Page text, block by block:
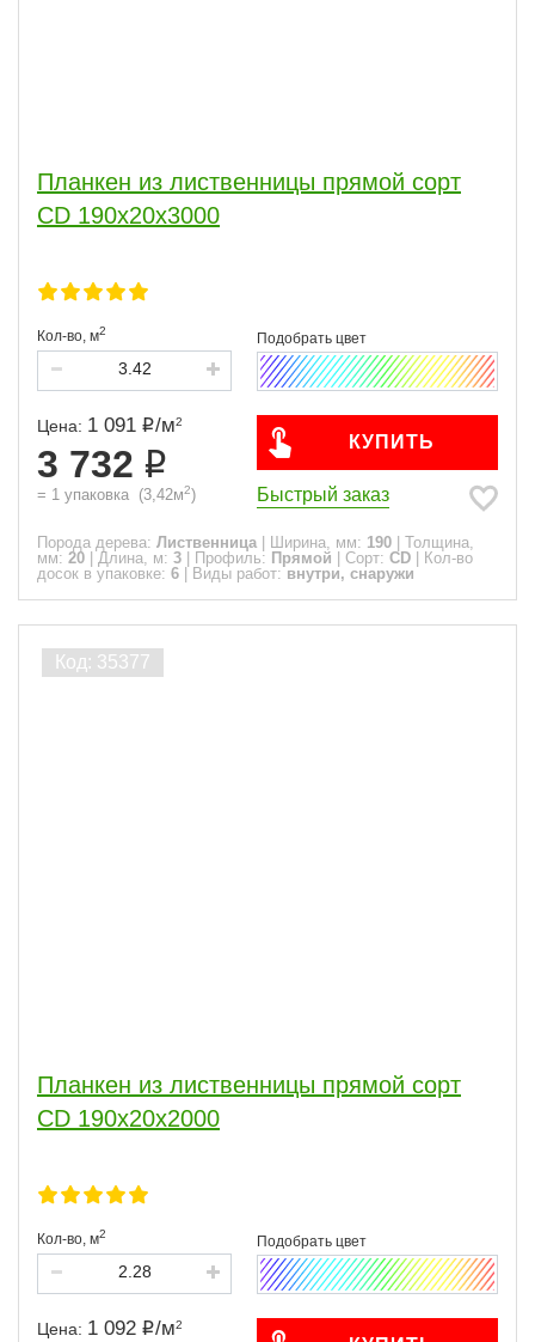
Планкен из лиственницы прямой сорт
CD 190x20x3000
Кол-во, м2
Цена: 1 091 /м2
3 732
= 1 упаковка (3,42м2)
КУПИТЬ
Быстрый заказ
Порода дерева: Лиственница Ширина, мм: 190
Толщина,
мм: 20 Длина, м: 3 Профиль: Прямой Сорт: CD
Кол-во
досок в упаковке: 6 Виды работ: внутри, снаружи
Планкен из лиственницы прямой сорт
CD 190x20x2000
Кол-во, м2
Цена: 1 092 /м2